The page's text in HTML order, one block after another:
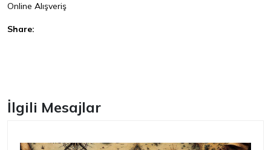
Online Alışveriş
Share:
İlgili Mesajlar